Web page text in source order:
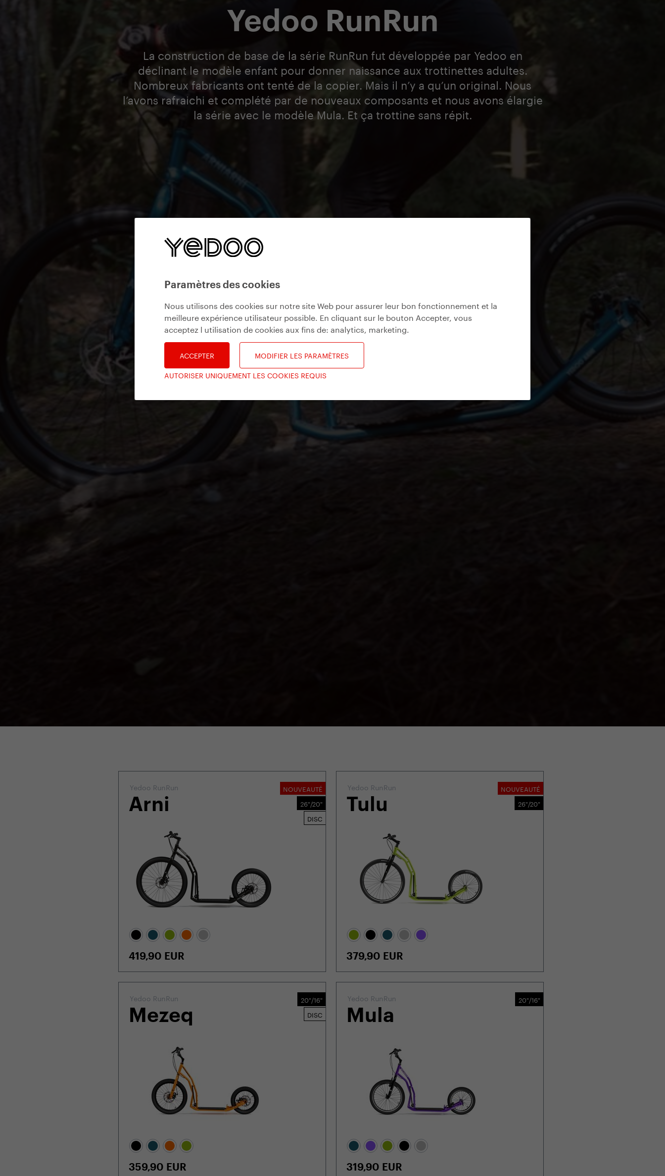
Paramètres des cookies
Nous utilisons des cookies sur notre site Web pour assurer leur bon fonctionnement et la
meilleure expérience utilisateur possible. En cliquant sur le bouton Accepter, vous
acceptez l utilisation de cookies aux fins de: analytics, marketing
ACCEPTER
MODIFIER LES PARAMÈTRES
AUTORISER UNIQUEMENT LES COOKIES REQUIS
Yedoo RunRun
La construction de base de la série RunRun fut développée par Yedoo en
déclinant le modèle enfant pour donner naissance aux trottinettes adultes.
Nombreux fabricants ont tenté de la copier. Mais il n’y a qu’un original. Nous
l’avons rafraichi et complété par de nouveaux composants et nous avons élargie
la série avec le modèle Mula. Et ça trottine sans répit.
Yedoo RunRun
NOUVEAUTÉ
26"/20"
DISC
Arni
419,90 EUR
Yedoo RunRun
NOUVEAUTÉ
26"/20"
Tulu
379,90 EUR
Yedoo RunRun
20"/16"
DISC
Mezeq
359,90 EUR
Yedoo RunRun 20"/16"
Mula
319,90 EUR